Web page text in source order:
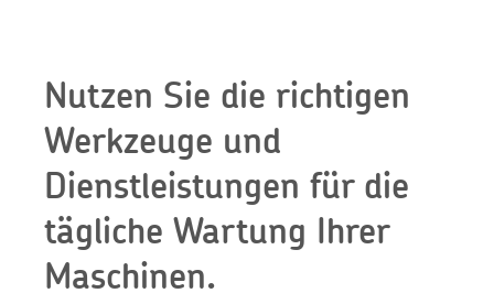
Nutzen Sie die richtigen
Werkzeuge und
Dienstleistungen für die
täglicheWartung Ihrer
Maschinen.